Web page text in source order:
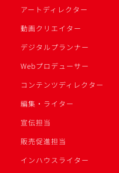
アートディレクター
動画クリエイター
デジタルプランナー
Webプロデューサー
コンテンツディレクター
編集・ライター
宣伝担当
販売促進担当
インハウスライター